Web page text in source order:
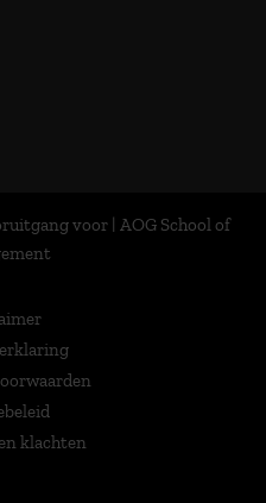
voor | AOG School of
klachten